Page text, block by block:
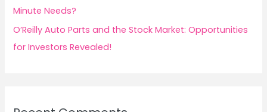
Minute Needs?
O’Reilly Auto Parts and the Stock Market: Opportunities
for Investors Revealed!